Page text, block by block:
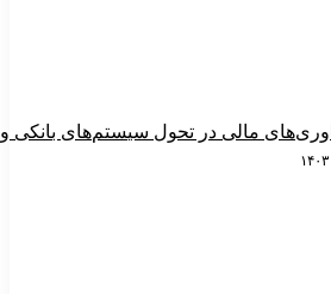
مالی در تحول سیستم‌های بانکی